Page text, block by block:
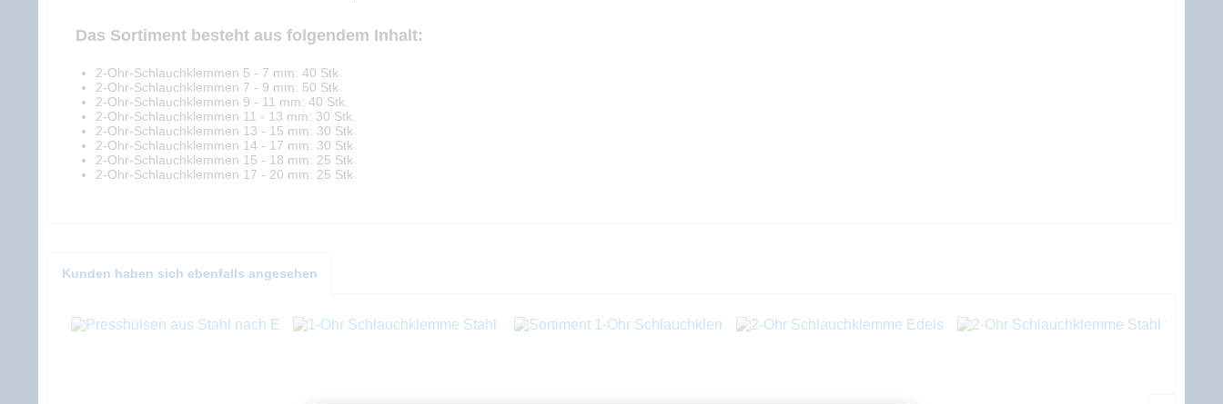
Das Sortiment besteht aus folgendem Inhalt:
2-Ohr-Schlauchklemmen 5 - 7 mm: 40 Stk.
2-Ohr-Schlauchklemmen 7 - 9 mm: 50 Stk.
2-Ohr-Schlauchklemmen 9 - 11 mm: 40 Stk.
2-Ohr-Schlauchklemmen 11 - 13 mm: 30 Stk.
2-Ohr-Schlauchklemmen 13 - 15 mm: 30 Stk.
2-Ohr-Schlauchklemmen 14 - 17 mm: 30 Stk.
2-Ohr-Schlauchklemmen 15 - 18 mm: 25 Stk.
2-Ohr-Schlauchklemmen 17 - 20 mm: 25 Stk.
Kunden haben sich ebenfalls angesehen